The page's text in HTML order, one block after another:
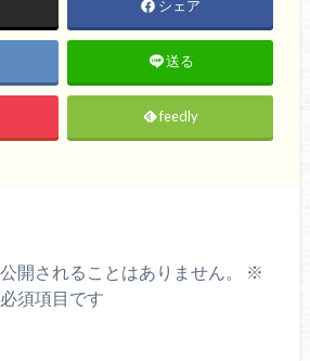
シェア
送る
feedly
開されることはありません。
※
須項目です